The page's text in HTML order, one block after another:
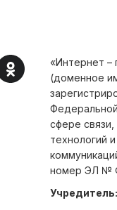
«Интернет –
(доменное
сфере
технологий
номер ЭЛ №
Учредитель: